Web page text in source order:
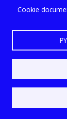
Cookie